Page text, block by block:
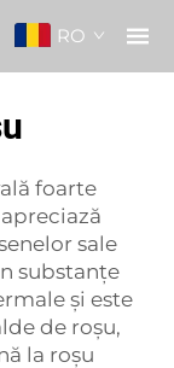
RO
foarte
sale
substanțe
și este
de roșu,
la roșu